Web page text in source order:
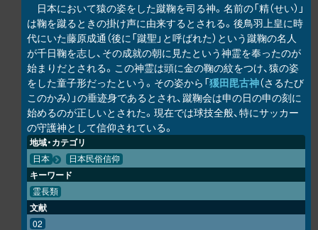
日本において猿の姿をした蹴鞠を司る神。名前の「精（せい）」
は鞠を蹴るときの掛け声に由来するとされる。後鳥羽上皇に時
代にいた藤原成通（後に「蹴聖」と呼ばれた）という蹴鞠の名人
が千日鞠を志し、その成就の朝に見たという神霊を奉ったのが
始まりだとされる。この神霊は頭に金の鞠の紋をつけ、猿の姿
をした童子形だったという。その姿から「猨田毘古神（さるたび
このかみ）」の垂迹身であるとされ、蹴鞠会は申の日の申の刻に
始めるのが正しいとされた。現在では球技全般、特にサッカー
の守護神として信仰されている。
地域・カテゴリ
日本 日本民俗信仰
キーワード
霊長類
文献
02